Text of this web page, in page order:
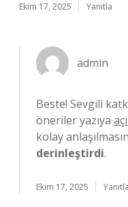
Ekim 17, 2025 Yanıtla
admin
Beste! Sevgili
öneriler yazıya
kolay
derinleştirdi.
Ekim 17, 2025 Yanıtla